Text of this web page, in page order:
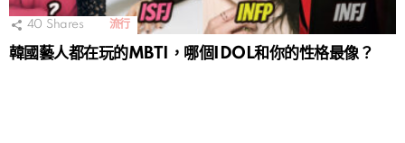
40 Shares 流行
韓國藝人都在玩的MBTI，哪個IDOL和你的性格最像？